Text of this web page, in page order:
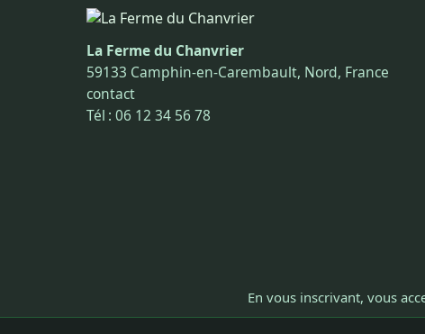
La Ferme du Chanvrier
59133 Camphin-en-Carembault, Nord, France
contact
Tél : 06 12 34 56 78
En vous inscrivant, vous